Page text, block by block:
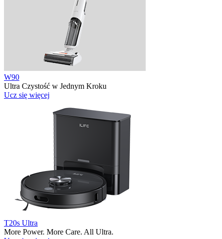
W90
Ultra Czystość w Jednym Kroku
Ucz się więcej
T20s Ultra
More Power. More Care. All Ultra.